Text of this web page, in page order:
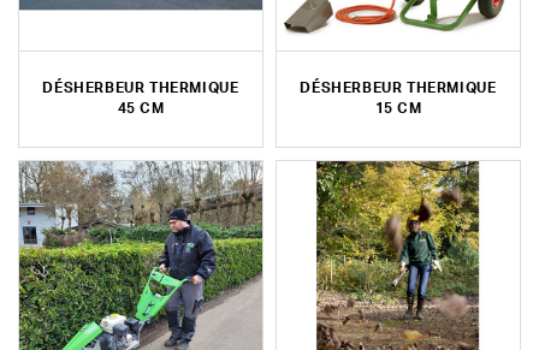
DÉSHERBEUR THERMIQUE
45 CM
DÉSHERBEUR THERMIQUE
15 CM